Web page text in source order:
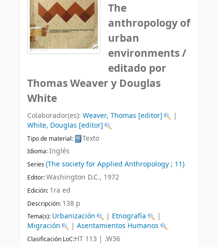
The
anthropology of
urban
environments /
editado por
Thomas Weaver y Douglas
White
Colaborador(es): Weaver, Thomas [editor]
|
White, Douglas [editor]
Tipo de material: Texto
Idioma:Inglés
Series (The society for Applied Anthropology ; 11)
Editor:Washington D.C., 1972
Edición: 1ra ed
Descripción: 138 p
Tema(s): Urbanización | Etnografía
|
Migración
|Asentamientos Humanos
Clasificación LoC:HT 113 | .W36